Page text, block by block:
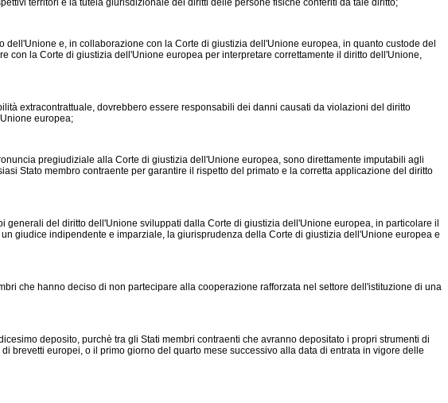
territori e la tutela giurisdizionale dei diritti delle persone fisiche conferiti da tale diritto;
e, in collaborazione con la Corte di giustizia dell'Unione europea, in quanto custode del
la Corte di giustizia dell'Unione europea per interpretare correttamente il diritto dell'Unione,
extracontrattuale, dovrebbero essere responsabili dei danni causati da violazioni del diritto
europea;
pregiudiziale alla Corte di giustizia dell'Unione europea, sono direttamente imputabili agli
Stato membro contraente per garantire il rispetto del primato e la corretta applicazione del diritto
del diritto dell'Unione sviluppati dalla Corte di giustizia dell'Unione europea, in particolare il
giudice indipendente e imparziale, la giurisprudenza della Corte di giustizia dell'Unione europea e
che hanno deciso di non partecipare alla cooperazione rafforzata nel settore dell'istituzione di una
deposito, purchè tra gli Stati membri contraenti che avranno depositato i propri strumenti di
brevetti europei, o il primo giorno del quarto mese successivo alla data di entrata in vigore delle